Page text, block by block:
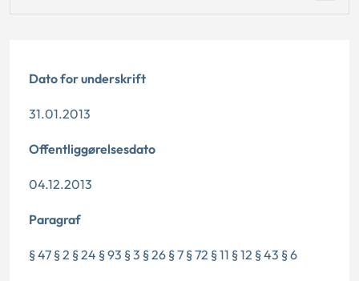
Dato for underskrift
31.01.2013
Offentliggørelsesdato
04.12.2013
Paragraf
§ 47 § 2 § 24 § 93 § 3 § 26 § 7 § 72 § 11 § 12 § 43 § 6